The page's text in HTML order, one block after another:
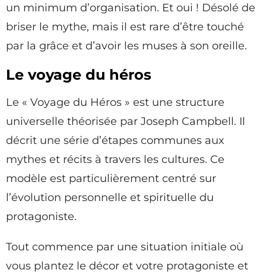
un minimum d’organisation. Et oui ! Désolé de
briser le mythe, mais il est rare d’être touché
par la grâce et d’avoir les muses à son oreille.
Le voyage du héros
Le « Voyage du Héros » est une structure
universelle théorisée par Joseph Campbell. Il
décrit une série d’étapes communes aux
mythes et récits à travers les cultures. Ce
modèle est particulièrement centré sur
l’évolution personnelle et spirituelle du
protagoniste.
Tout commence par une situation initiale où
vous plantez le décor et votre protagoniste et